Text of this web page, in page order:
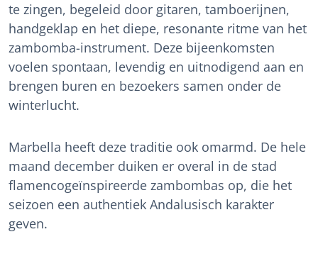
te zingen, begeleid door gitaren, tamboerijnen,
handgeklap en het diepe, resonante ritme van het
zambomba-instrument. Deze bijeenkomsten
voelen spontaan, levendig en uitnodigend aan en
brengen buren en bezoekers samen onder de
winterlucht.
Marbella heeft deze traditie ook omarmd. De hele
maand december duiken er overal in de stad
flamencogeïnspireerde zambombas op, die het
seizoen een authentiek Andalusisch karakter
geven.